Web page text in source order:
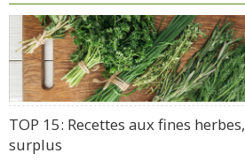
TOP 15: Recettes aux fines
surplus